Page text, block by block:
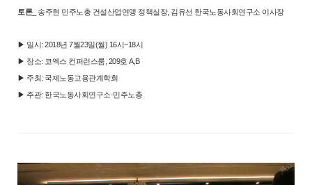
토론_ 송주현 민주노총 건설산업연맹 정책실장, 김유선 한국노동사회연구소 이사장
▶ 일시: 2018년 7월23일(월) 16시~18시
▶ 장소: 코엑스 컨퍼런스룸, 209호 A,B
▶ 주최: 국제노동고용관계학회
▶ 주관: 한국노동사회연구소·민주노총